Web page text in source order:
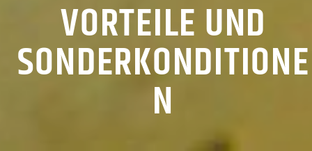
VORTEILE UND
SONDERKONDITIONE
N